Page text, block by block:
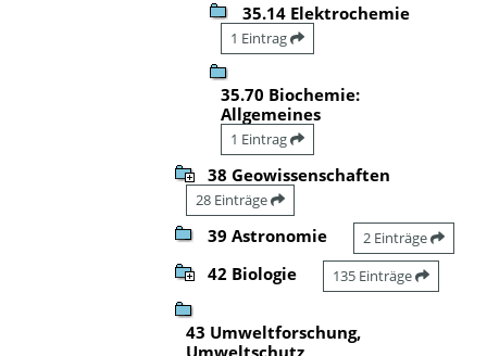
35.14 Elektrochemie
1 Eintrag
35.70 Biochemie:
Allgemeines
1 Eintrag
38 Geowissenschaften
28 Einträge
39 Astronomie 2 Einträge
42 Biologie 135 Einträge
43 Umweltforschung,
Umweltschutz